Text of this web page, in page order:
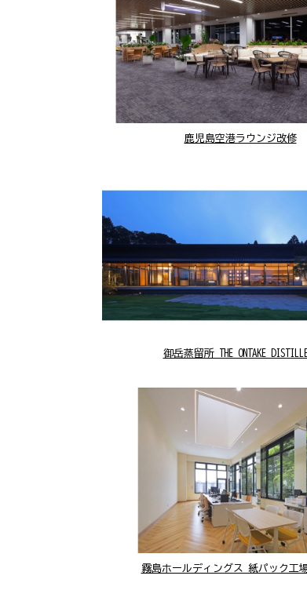
鹿児島空港ラウンジ改修
御岳蒸留所 THE ONTAKE
霧島ホールディングス 紙パック工